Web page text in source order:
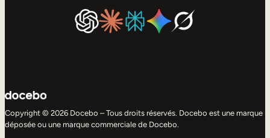
Copyright © 2026 Docebo – Tous droits réservés. Docebo est une marque
déposée ou une marque commerciale de Docebo.